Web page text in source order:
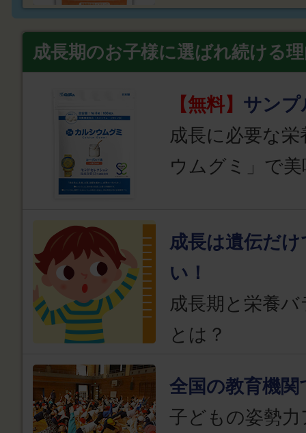
成長期のお子様に選ばれ続ける
【無料】 サンプ
成長に必要な
ウムグミ」で
成長は遺伝だ
い！
成長期と栄養
とは？
全国の教育機関
子どもの姿勢